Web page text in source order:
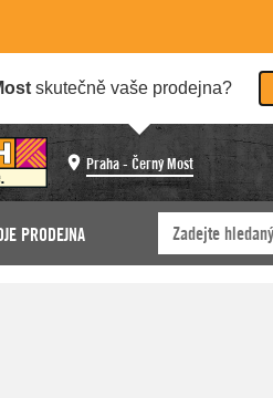
skutečně vaše prodejna?
Praha - Černý Most
PRODEJNA